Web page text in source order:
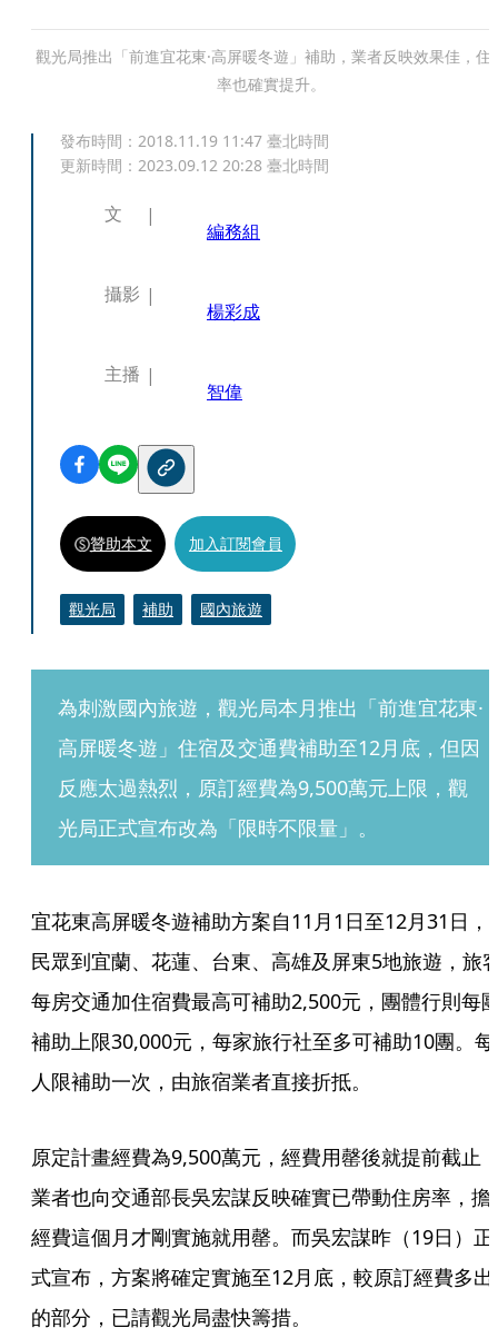
觀光局推出「前進宜花東·高屏暖冬遊」補助，業者反映效果佳，住
率也確實提升。
發布時間： 2018.11.19 11:47 臺北時間
更新時間： 2023.09.12 20:28 臺北時間
文
編務組
攝影
楊彩成
主播
智偉
贊助本文 加入訂閱會員
觀光局 補助 國內旅遊
為刺激國內旅遊，觀光局本月推出「前進宜花東·
高屏暖冬遊」住宿及交通費補助至12月底，但因
反應太過熱烈，原訂經費為9,500萬元上限，觀
光局正式宣布改為「限時不限量」。
宜花東高屏暖冬遊補助方案自11月1日至12月31日，
民眾到宜蘭、花蓮、台東、高雄及屏東5地旅遊，旅
每房交通加住宿費最高可補助2,500元，團體行則每
補助上限30,000元，每家旅行社至多可補助10團。每
人限補助一次，由旅宿業者直接折抵。
原定計畫經費為9,500萬元，經費用罄後就提前截止
業者也向交通部長吳宏謀反映確實已帶動住房率，擔
經費這個月才剛實施就用罄。而吳宏謀昨（19日）正
式宣布，方案將確定實施至12月底，較原訂經費多出
的部分，已請觀光局盡快籌措。